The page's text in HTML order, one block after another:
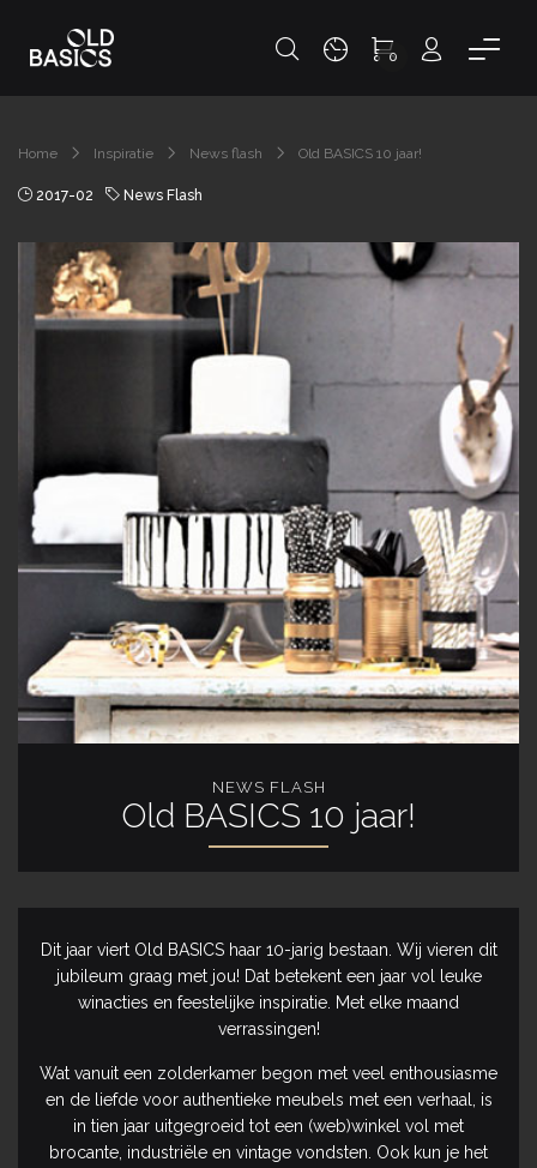
0
Home Inspiratie News flash Old BASICS 10 jaar!
2017-02 News Flash
NEWS FLASH
Old BASICS 10 jaar!
Dit jaar viert Old BASICS haar 10-jarig bestaan. Wij vieren dit
jubileum graag met jou! Dat betekent een jaar vol leuke
winacties en feestelijke inspiratie. Met elke maand
verrassingen!
Wat vanuit een zolderkamer begon met veel enthousiasme
en de liefde voor authentieke meubels met een verhaal, is
in tien jaar uitgegroeid tot een (web)winkel vol met
brocante, industriële en vintage vondsten. Ook kun je het